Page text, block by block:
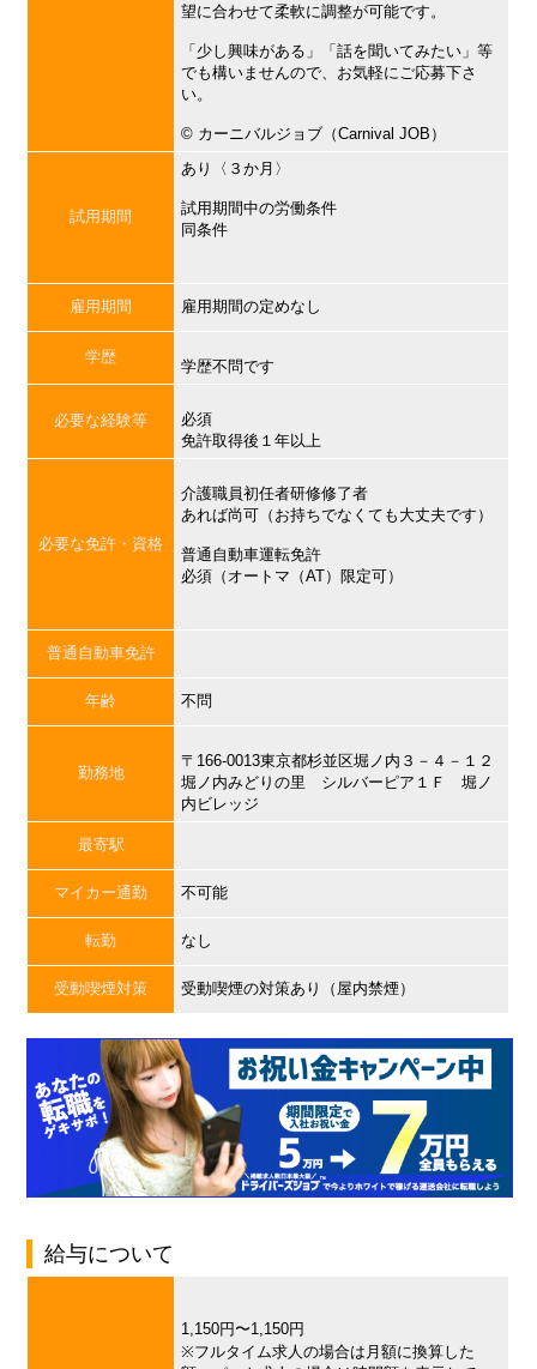
望に合わせて柔軟に調整が可能です。
「少し興味がある」「話を聞いてみたい」等
でも構いませんので、お気軽にご応募下さ
い。
©︎ カーニバルジョブ（Carnival JOB）
試用期間
あり〈３か月〉
試用期間中の労働条件
同条件
雇用期間 雇用期間の定めなし
学歴
学歴不問です
必要な経験等
必須
免許取得後１年以上
必要な免許・資格
介護職員初任者研修修了者
あれば尚可（お持ちでなくても大丈夫です）
普通自動車運転免許
必須（オートマ（AT）限定可）
普通自動車免許
年齢 不問
勤務地
〒166-0013東京都杉並区堀ノ内３－４－１２
堀ノ内みどりの里 シルバーピア１Ｆ 堀ノ
内ビレッジ
最寄駅
マイカー通勤 不可能
転勤 なし
受動喫煙対策 受動喫煙の対策あり（屋内禁煙）
給与について
1,150円〜1,150円
※フルタイム求人の場合は月額に換算した